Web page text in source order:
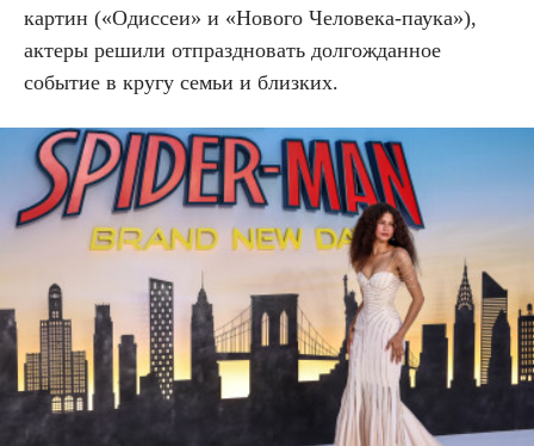
картин («Одиссеи» и «Нового Человека-паука»),
актеры решили отпраздновать долгожданное
событие в кругу семьи и близких.